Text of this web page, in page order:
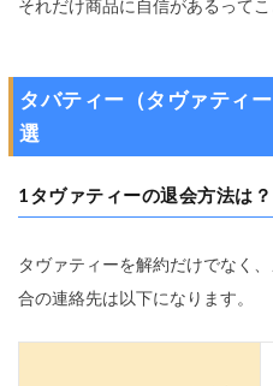
それだけ商品に自信があるってこ
タバティー（タヴァティ
選
1タヴァティーの退会方法は？
タヴァティーを解約だけでなく
合の連絡先は以下になります。